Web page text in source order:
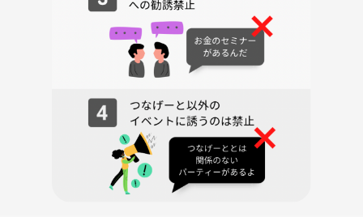
⏳当日の流れ（予定）⏳
15:20 現地集合 & スタジオ料金集金
15:30 スタジオ入り & 簡単な自己紹介
15:40 音出し & 各自ウォーミングアップ
16:10 ゆるっと音合わせ（セッション） 開始！
16:50 音合わせ（セッション） 録音！
17:10 写真撮影 & 連絡先交換
※解散後、参加自由の居酒屋、カフェ、レストラン等での簡単な交流